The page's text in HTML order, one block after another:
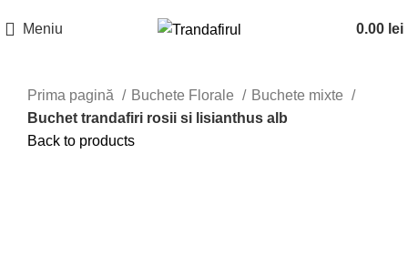
Meniu 0.00 lei
Prima pagină Buchete Florale
Buchete mixte
Buchet trandafiri rosii si lisianthus alb
Back to products